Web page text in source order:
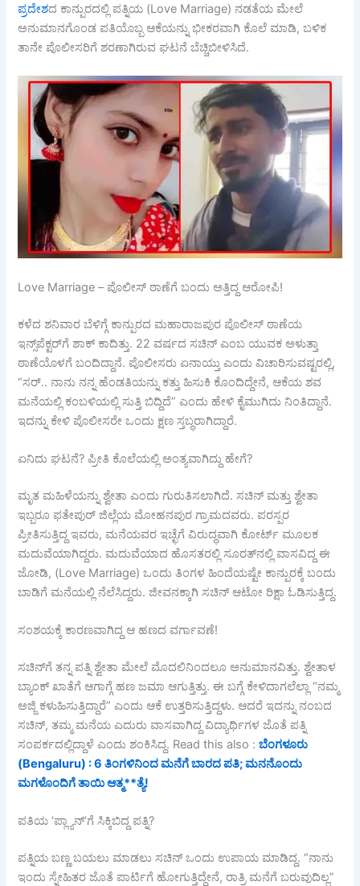
ಪ್ರದೇಶದ ಕಾನ್ಪುರದಲ್ಲಿ ಪತ್ನಿಯ (Love Marriage) ನಡತೆಯ ಮೇಲೆ
ಅನುಮಾನಗೊಂಡ ಪತಿಯೊಬ್ಬ ಆಕೆಯನ್ನು ಭೀಕರವಾಗಿ ಕೊಲೆ ಮಾಡಿ, ಬಳಿಕ
ತಾನೇ ಪೊಲೀಸರಿಗೆ ಶರಣಾಗಿರುವ ಘಟನೆ ಬೆಚ್ಚಿಬೀಳಿಸಿದೆ.
Love Marriage – ಪೊಲೀಸ್ ಠಾಣೆಗೆ ಬಂದು ಅತ್ತಿದ್ದ ಆರೋಪಿ!
ಕಳೆದ ಶನಿವಾರ ಬೆಳಿಗ್ಗೆ ಕಾನ್ಪುರದ ಮಹಾರಾಜಪುರ ಪೊಲೀಸ್ ಠಾಣೆಯ
ಇನ್ಸ್‌ಪೆಕ್ಟರ್‌ಗೆ ಶಾಕ್ ಕಾದಿತ್ತು. 22 ವರ್ಷದ ಸಚಿನ್ ಎಂಬ ಯುವಕ ಅಳುತ್ತಾ
ಠಾಣೆಯೊಳಗೆ ಬಂದಿದ್ದಾನೆ. ಪೊಲೀಸರು ಏನಾಯ್ತು ಎಂದು ವಿಚಾರಿಸುವಷ್ಟರಲ್ಲಿ,
“ಸರ್.. ನಾನು ನನ್ನ ಹೆಂಡತಿಯನ್ನು ಕತ್ತು ಹಿಸುಕಿ ಕೊಂದಿದ್ದೇನೆ, ಆಕೆಯ ಶವ
ಮನೆಯಲ್ಲಿ ಕಂಬಳಿಯಲ್ಲಿ ಸುತ್ತಿ ಬಿದ್ದಿದೆ” ಎಂದು ಹೇಳಿ ಕೈಮುಗಿದು ನಿಂತಿದ್ದಾನೆ.
ಇದನ್ನು ಕೇಳಿ ಪೊಲೀಸರೇ ಒಂದು ಕ್ಷಣ ಸ್ತಬ್ಧರಾಗಿದ್ದಾರೆ.
ಏನಿದು ಘಟನೆ? ಪ್ರೀತಿ ಕೊಲೆಯಲ್ಲಿ ಅಂತ್ಯವಾಗಿದ್ದು ಹೇಗೆ?
ಮೃತ ಮಹಿಳೆಯನ್ನು ಶ್ವೇತಾ ಎಂದು ಗುರುತಿಸಲಾಗಿದೆ. ಸಚಿನ್ ಮತ್ತು ಶ್ವೇತಾ
ಇಬ್ಬರೂ ಫತೇಪುರ್ ಜಿಲ್ಲೆಯ ಮೋಹನಪುರ ಗ್ರಾಮದವರು. ಪರಸ್ಪರ
ಪ್ರೀತಿಸುತ್ತಿದ್ದ ಇವರು, ಮನೆಯವರ ಇಚ್ಛೆಗೆ ವಿರುದ್ಧವಾಗಿ ಕೋರ್ಟ್ ಮೂಲಕ
ಮದುವೆಯಾಗಿದ್ದರು. ಮದುವೆಯಾದ ಹೊಸತರಲ್ಲಿ ಸೂರತ್‌ನಲ್ಲಿ ವಾಸವಿದ್ದ ಈ
ಜೋಡಿ, (Love Marriage) ಒಂದು ತಿಂಗಳ ಹಿಂದೆಯಷ್ಟೇ ಕಾನ್ಪುರಕ್ಕೆ ಬಂದು
ಬಾಡಿಗೆ ಮನೆಯಲ್ಲಿ ನೆಲೆಸಿದ್ದರು. ಜೀವನಕ್ಕಾಗಿ ಸಚಿನ್ ಆಟೋ ರಿಕ್ಷಾ ಓಡಿಸುತ್ತಿದ್ದ.
ಸಂಶಯಕ್ಕೆ ಕಾರಣವಾಗಿದ್ದ ಆ ಹಣದ ವರ್ಗಾವಣೆ!
ಸಚಿನ್‌ಗೆ ತನ್ನ ಪತ್ನಿ ಶ್ವೇತಾ ಮೇಲೆ ಮೊದಲಿನಿಂದಲೂ ಅನುಮಾನವಿತ್ತು. ಶ್ವೇತಾಳ
ಬ್ಯಾಂಕ್ ಖಾತೆಗೆ ಆಗಾಗ್ಗೆ ಹಣ ಜಮಾ ಆಗುತ್ತಿತ್ತು. ಈ ಬಗ್ಗೆ ಕೇಳಿದಾಗಲೆಲ್ಲಾ “ನಮ್ಮ
ಅಜ್ಜಿ ಕಳುಹಿಸುತ್ತಿದ್ದಾರೆ” ಎಂದು ಆಕೆ ಉತ್ತರಿಸುತ್ತಿದ್ದಳು. ಆದರೆ ಇದನ್ನು ನಂಬದ
ಸಚಿನ್, ತಮ್ಮ ಮನೆಯ ಎದುರು ವಾಸವಾಗಿದ್ದ ವಿದ್ಯಾರ್ಥಿಗಳ ಜೊತೆ ಪತ್ನಿ
ಸಂಪರ್ಕದಲ್ಲಿದ್ದಾಳೆ ಎಂದು ಶಂಕಿಸಿದ್ದ. Read this also :ಬೆಂಗಳೂರು
(Bengaluru) : 6 ತಿಂಗಳಿನಿಂದ ಮನೆಗೆ ಬಾರದ ಪತಿ; ಮನನೊಂದು
ಮಗಳೊಂದಿಗೆ ತಾಯಿ ಆತ್ಮ**ತ್ಯೆ!
ಪತಿಯ ‘ಪ್ಲ್ಯಾನ್‌’ಗೆ ಸಿಕ್ಕಿಬಿದ್ದ ಪತ್ನಿ?
ಪತ್ನಿಯ ಬಣ್ಣ ಬಯಲು ಮಾಡಲು ಸಚಿನ್ ಒಂದು ಉಪಾಯ ಮಾಡಿದ್ದ. “ನಾನು
ಇಂದು ಸ್ನೇಹಿತರ ಜೊತೆ ಪಾರ್ಟಿಗೆ ಹೋಗುತ್ತಿದ್ದೇನೆ, ರಾತ್ರಿ ಮನೆಗೆ ಬರುವುದಿಲ್ಲ”